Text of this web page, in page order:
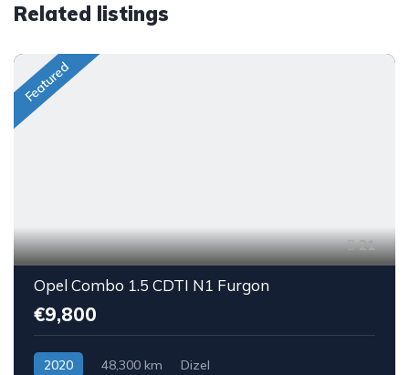
Related listings
Featured
21
Opel Combo 1.5 CDTI N1 Furgon
€9,800
2020 48,300 km Dizel